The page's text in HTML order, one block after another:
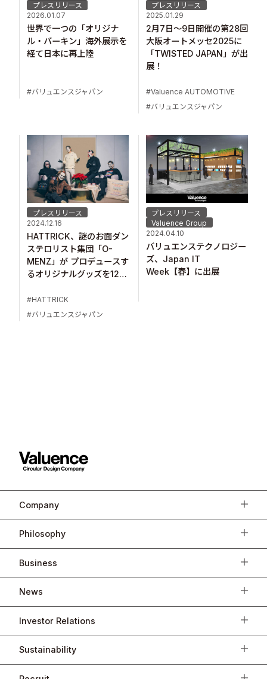
プレスリリース
2026.01.07
世界で一つの「オリジナ
ル・バーキン」海外展示を
経て日本に再上陸
バリュエンスジャパン
プレスリリース
2025.01.29
2月7日～9日開催の第28回
大阪オートメッセ2025に
「TWISTED JAPAN」が出
展！
Valuence AUTOMOTIVE
バリュエンスジャパン
プレスリリース
2024.12.16
HATTRICK、謎のお面ダン
ステロリスト集団「O-
MENZ」が プロデュースす
るオリジナルグッズを12月
HATTRICK
バリュエンスジャパン
プレスリリース
Valuence Group
2024.04.10
バリュエンステクノロジー
ズ、Japan IT
Week【春】に出展
Company
Philosophy
Business
News
Investor Relations
Sustainability